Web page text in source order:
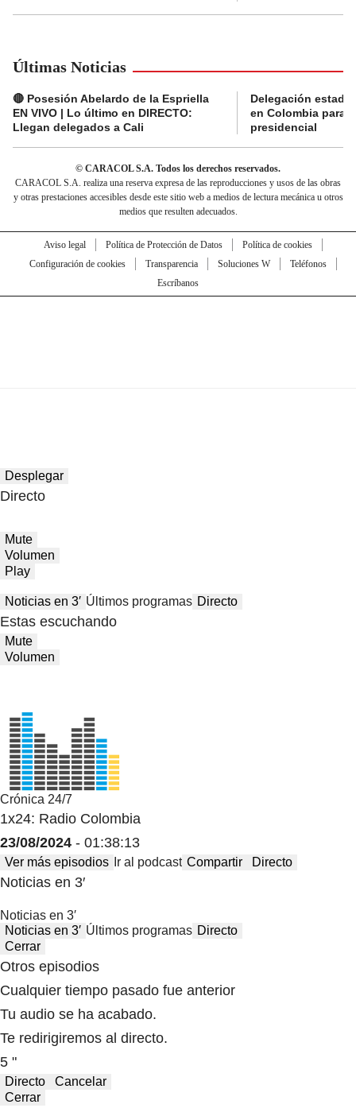
Últimas Noticias
🔴 Posesión Abelardo de la Espriella
EN VIVO | Lo último en DIRECTO:
Llegan delegados a Cali
Delegación
en Colombia para
presidencial
© CARACOL S.A. Todos los derechos reservados.
CARACOL S.A. realiza una reserva expresa de las reproducciones y usos de las obras
y otras prestaciones accesibles desde este sitio web a medios de lectura mecánica u otros
medios que resulten adecuados.
Aviso legal Política de Protección de Datos
Política de cookies
Configuración de cookies
Transparencia Soluciones W
Teléfonos
Escríbanos
Desplegar
Directo
Mute
Volumen
Play
Noticias en 3′ Últimos programas Directo
Estas escuchando
Mute
Volumen
Crónica 24/7
1x24: Radio Colombia
23/08/2024 - 01:38:13
Ver más episodios Ir al podcast Compartir Directo
Noticias en 3′
Noticias en 3′
Noticias en 3′ Últimos programas Directo
Cerrar
Otros episodios
Cualquier tiempo pasado fue anterior
Tu audio se ha acabado.
Te redirigiremos al directo.
5 "
Directo
Cancelar
Cerrar